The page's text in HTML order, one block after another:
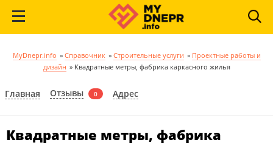
MyDnepr.info » Справочник » Строительные услуги » Проектные работы и
дизайн » Квадратные метры, фабрика каркасного жилья
Главная Отзывы 0 Адрес
Квадратные метры, фабрика